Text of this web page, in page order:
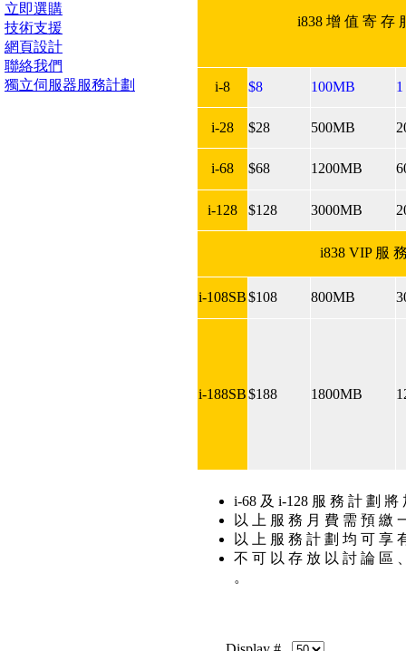
立即選購
技術支援
網頁設計
聯絡我們
獨立伺服器服務計劃
i838 增 值 寄 存
i-8 $8 100MB 1
i-28 $28 500MB
i-68 $68 1200MB
i-128 $128 3000MB
i838 VIP 服
i-108SB$108 800MB
i-188SB$188 1800MB
i-68 及 i-128 服 務 計 劃
以 上 服 務 月 費 需 預 繳
以 上 服 務 計 劃 均 可 享
不 可 以 存 放 以 討 論 區
。